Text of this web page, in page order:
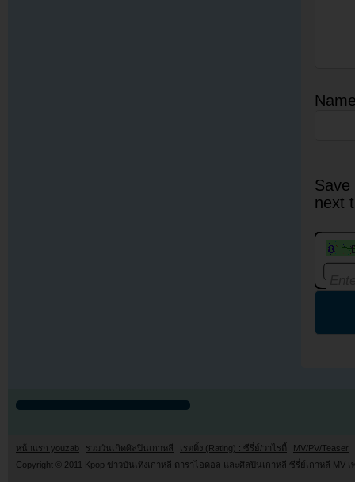
next
หน้าแรก youzab รวมวันเกิดศิลปินเกาหลี เรตติ้ง (Rating) : ซีรี่ย์/วาไรตี้
MV/PV/Teaser
Copyright © 2011 Kpop ข่าวบันเทิงเกาหลี ดาราไอดอล และศิลปินเกาหลี ซีรี่ย์เกาหลี MV